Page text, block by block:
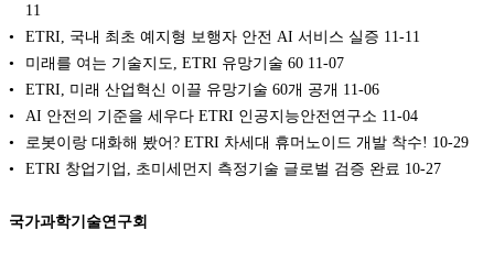
11
ETRI, 국내 최초 예지형 보행자 안전 AI 서비스 실증 11-11
미래를 여는 기술지도, ETRI 유망기술 60 11-07
ETRI, 미래 산업혁신 이끌 유망기술 60개 공개 11-06
AI 안전의 기준을 세우다 ETRI 인공지능안전연구소 11-04
로봇이랑 대화해 봤어? ETRI 차세대 휴머노이드 개발 착수! 10-29
ETRI 창업기업, 초미세먼지 측정기술 글로벌 검증 완료 10-27
국가과학기술연구회